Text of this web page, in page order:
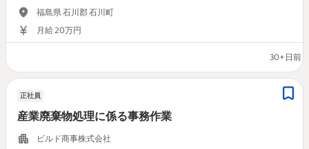
福島県 石川郡 石川町
月給 20万円
30+日前
正社員
産業廃棄物処理に係る事務作業
ビルド商事株式会社